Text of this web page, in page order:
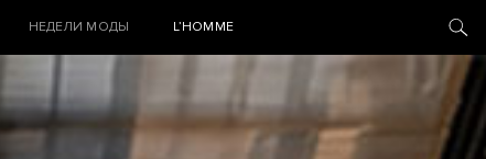
НЕДЕЛИ МОДЫ L’HOMME